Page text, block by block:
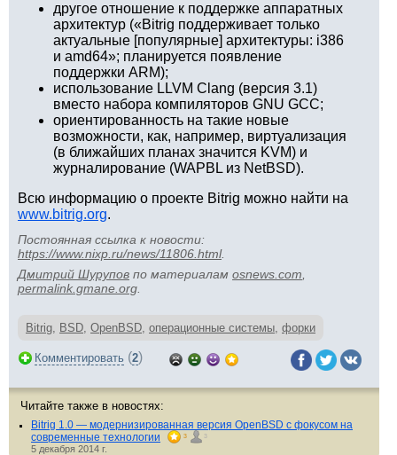
другое отношение к поддержке аппаратных
архитектур («Bitrig поддерживает только
актуальные [популярные] архитектуры: i386
и amd64»; планируется появление
поддержки ARM);
использование LLVM Clang (версия 3.1)
вместо набора компиляторов GNU GCC;
ориентированность на такие новые
возможности, как, например, виртуализация
(в ближайших планах значится KVM) и
журналирование (WAPBL из NetBSD).
Всю информацию о проекте Bitrig можно найти на
www.bitrig.org.
Постоянная ссылка к новости:
https://www.nixp.ru/news/11806.html.
Дмитрий Шурупов по материалам osnews.com
permalink.gmane.org
Bitrig, BSD, OpenBSD, операционные системы, форки
Комментировать (2)
Читайте также в новостях:
Bitrig 1.0 — модернизированная версия OpenBSD с фокусом на
современные технологии
3 3
5 декабря 2014 г.